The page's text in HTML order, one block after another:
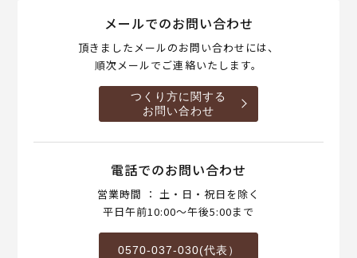
メールでのお問い合わせ
頂きましたメールのお問い合わせには、
順次メールでご連絡いたします。
つくり方に関する
お問い合わせ
電話でのお問い合わせ
営業時間 ： 土・日・祝日を除く
平日午前10:00～午後5:00まで
0570-037-030(代表）